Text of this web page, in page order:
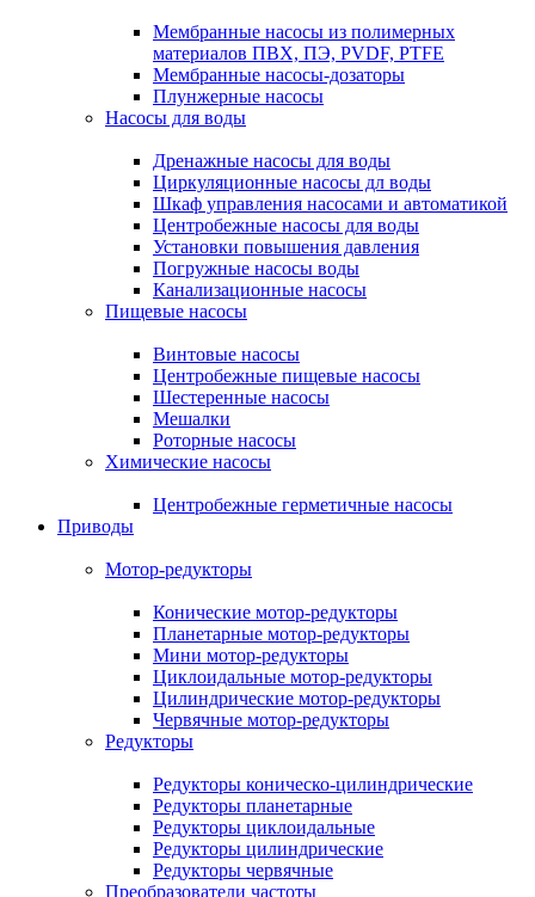
Мембранные насосы из полимерных
материалов ПВХ, ПЭ, PVDF, PTFE
Мембранные насосы-дозаторы
Плунжерные насосы
Насосы для воды
Дренажные насосы для воды
Циркуляционные насосы дл воды
Шкаф управления насосами и автоматикой
Центробежные насосы для воды
Установки повышения давления
Погружные насосы воды
Канализационные насосы
Пищевые насосы
Винтовые насосы
Центробежные пищевые насосы
Шестеренные насосы
Мешалки
Роторные насосы
Химические насосы
Центробежные герметичные насосы
Приводы
Мотор-редукторы
Конические мотор-редукторы
Планетарные мотор-редукторы
Мини мотор-редукторы
Циклоидальные мотор-редукторы
Цилиндрические мотор-редукторы
Червячные мотор-редукторы
Редукторы
Редукторы коническо-цилиндрические
Редукторы планетарные
Редукторы циклоидальные
Редукторы цилиндрические
Редукторы червячные
Преобразователи частоты